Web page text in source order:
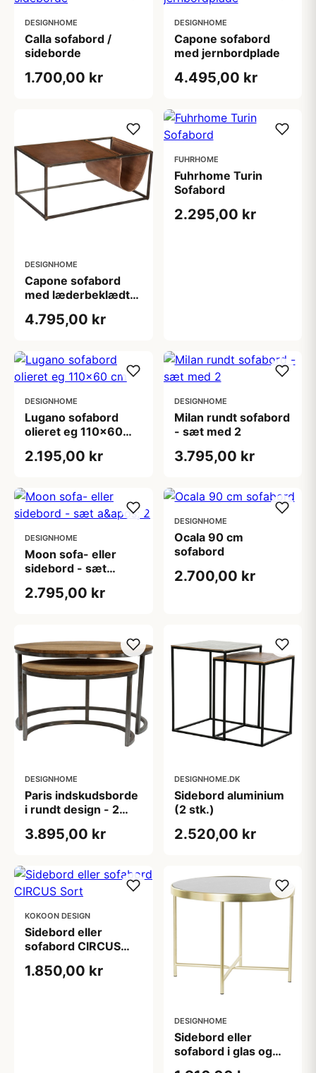
DESIGNHOME
Calla sofabord /
sideborde
1.700,00 kr
DESIGNHOME
Capone sofabord
med jernbordplade
4.495,00 kr
DESIGNHOME
Capone sofabord
med læderbeklædt
4.795,00 kr
FUHRHOME
Fuhrhome Turin
Sofabord
2.295,00 kr
DESIGNHOME
Lugano sofabord
olieret eg 110x60
2.195,00 kr
DESIGNHOME
Milan rundt sofabord
- sæt med 2
3.795,00 kr
DESIGNHOME
Moon sofa- eller
sidebord - sæt
2.795,00 kr
DESIGNHOME
Ocala 90 cm
sofabord
2.700,00 kr
DESIGNHOME
Paris indskudsborde
i rundt design - 2
3.895,00 kr
DESIGNHOME.DK
Sidebord aluminium
(2 stk.)
2.520,00 kr
KOKOON DESIGN
Sidebord eller
sofabord CIRCUS
1.850,00 kr
DESIGNHOME
Sidebord eller
sofabord i glas og